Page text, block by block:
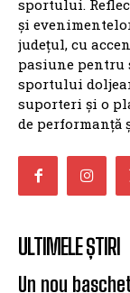
Un nou
Universitatea
SCM U CRAIOVA (M)
SCM
playmaker
SCM
baschetbalist
CELE MAI CITITE